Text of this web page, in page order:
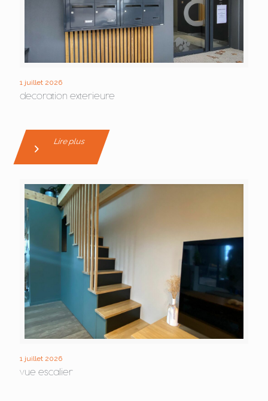
1 juillet 2026
decoration exterieure
Lire plus
1 juillet 2026
vue escalier